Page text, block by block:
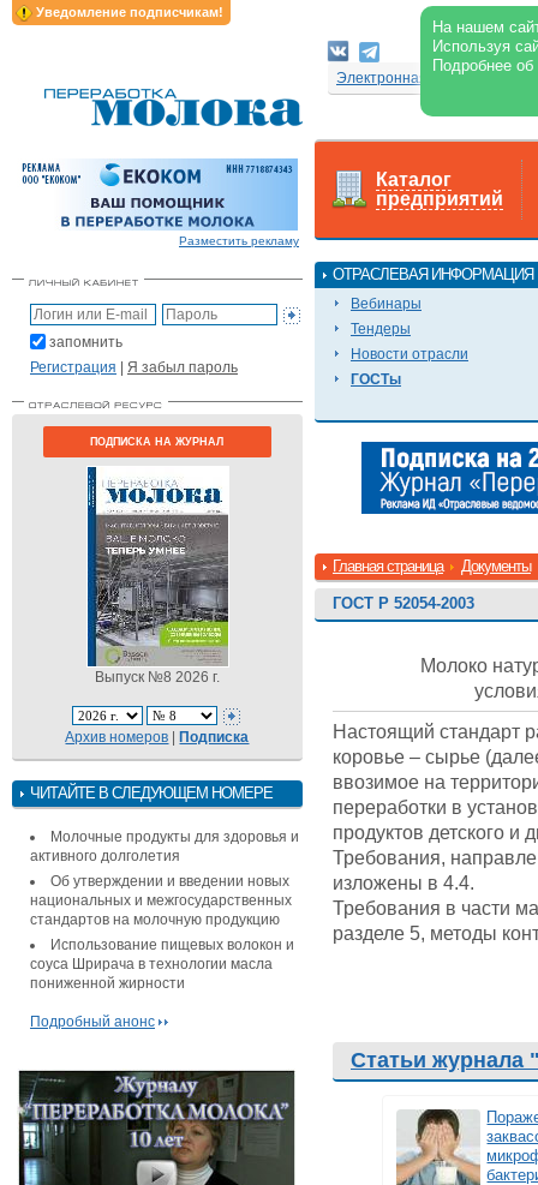
Уведомление подписчикам!
На нашем
Используя
Подробнее
Электронная версия
Разместить рекламу
запомнить
Регистрация | Я забыл пароль
ПОДПИСКА НА ЖУРНАЛ
Выпуск №8 2026 г.
Архив номеров |Подписка
ЧИТАЙТЕ В СЛЕДУЮЩЕМ НОМЕРЕ
Молочные продукты для здоровья и
активного долголетия
Об утверждении и введении новых
национальных и межгосударственных
стандартов на молочную продукцию
Использование пищевых волокон и
соуса Шрирача в технологии масла
пониженной жирности
Подробный анонс
Каталог
предприятий
ОТРАСЛЕВАЯ ИНФОРМАЦИЯ
Вебинары
Тендеры
Новости отрасли
ГОСТы
Главная страница Документы
ГОСТ Р 52054-2003
Молоко
Настоящий стандарт
коровье – сырье
ввозимое на
переработки в
продуктов детского и
Требования,
изложены в 4.4.
Требования в части
разделе 5, методы
Статьи журнала